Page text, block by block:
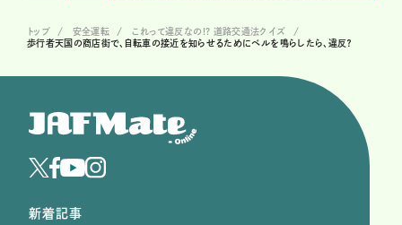
トップ 安全運転
これって違反なの!? 道路交通法クイズ
歩行者天国の商店街で、自転車の接近を知らせるためにベルを鳴らしたら、違反？
新着記事